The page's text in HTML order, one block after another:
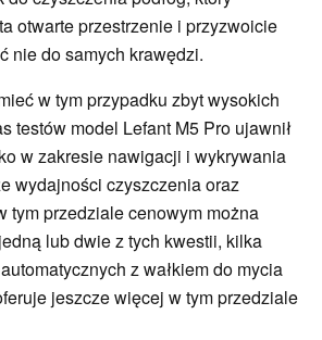
otwarte przestrzenie i przyzwoicie
nie do samych krawędzi.
w tym przypadku zbyt wysokich
testów model Lefant M5 Pro ujawnił
w zakresie nawigacji i wykrywania
wydajności czyszczenia oraz
tym przedziale cenowym można
lub dwie z tych kwestii, kilka
z wałkiem do mycia
jeszcze więcej w tym przedziale